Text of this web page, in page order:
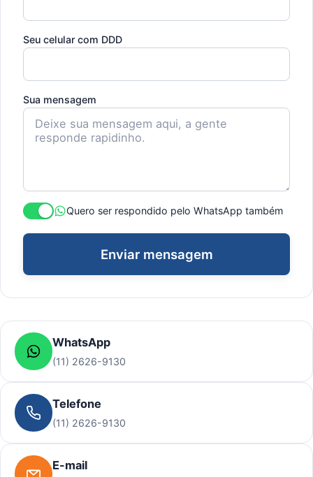
Seu celular com DDD
Sua mensagem
Quero ser respondido pelo WhatsApp também
Enviar mensagem
WhatsApp
(11) 2626-9130
Telefone
(11) 2626-9130
E-mail